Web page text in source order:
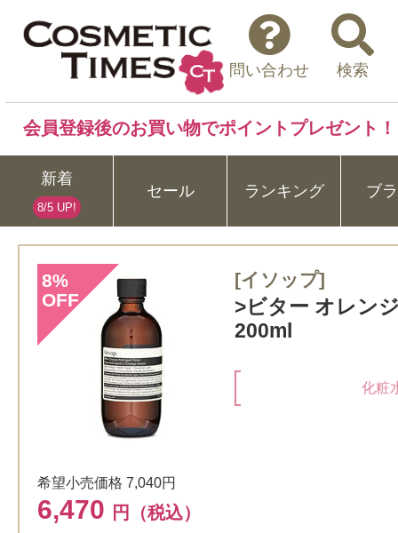
問い合わせ 検索
会員登録後のお買い物でポイントプレゼント！
新着
8/5 UP!
セール ランキング ブ
8%
OFF
希望小売価格 7,040円
6,470 円（税込）
[イソップ]
>ビター オレン
200ml
化粧